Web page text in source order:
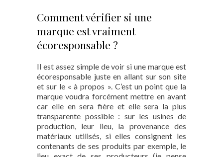
Comment vérifier si une
marque est vraiment
écoresponsable ?
Il est assez simple de voir si une marque est
écoresponsable juste en allant sur son site
et sur le « à propos ». C’est un point que la
marque voudra forcément mettre en avant
car elle en sera fière et elle sera la plus
transparente possible : sur les usines de
production, leur lieu, la provenance des
matériaux utilisés, si elles consignent les
contenants de ses produits par exemple, le